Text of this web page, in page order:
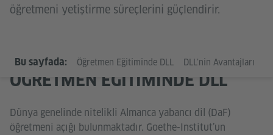
öğretmeni yetiştirme süreçlerini güçlendirir.
Bu sayfada: Öğretmen Eğitiminde DLL DLL’nin Avantajları
ÖĞRETMEN EĞITIMINDE DLL
Dünya genelinde nitelikli Almanca yabancı dil (DaF)
öğretmeni açığı bulunmaktadır. Goethe-Institut’un